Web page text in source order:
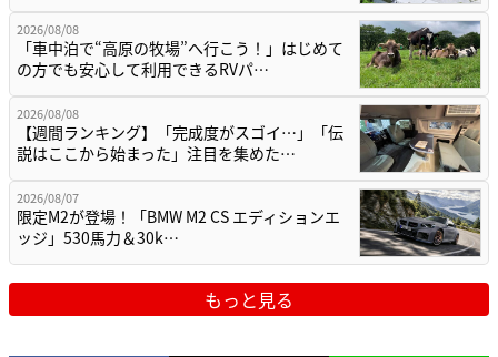
2026/08/08
「車中泊で“高原の牧場”へ行こう！」はじめて
の方でも安心して利用できるRVパ…
2026/08/08
【週間ランキング】「完成度がスゴイ…」「伝
説はここから始まった」注目を集めた…
2026/08/07
限定M2が登場！「BMW M2 CS エディションエ
ッジ」530馬力＆30k…
もっと見る